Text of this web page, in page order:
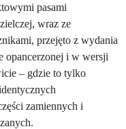
pasami
wraz ze
przejęto z wydania
opancerzonej i w wersji
– gdzie to tylko
zamiennych i